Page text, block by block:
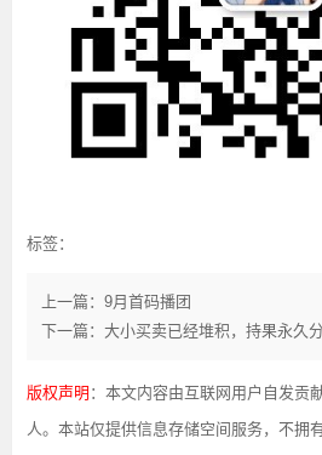
标签：
上一篇：9月首码播团
版权声明 ：本文内容由互联网用户自发贡
人。本站仅提供信息存储空间服务，不拥